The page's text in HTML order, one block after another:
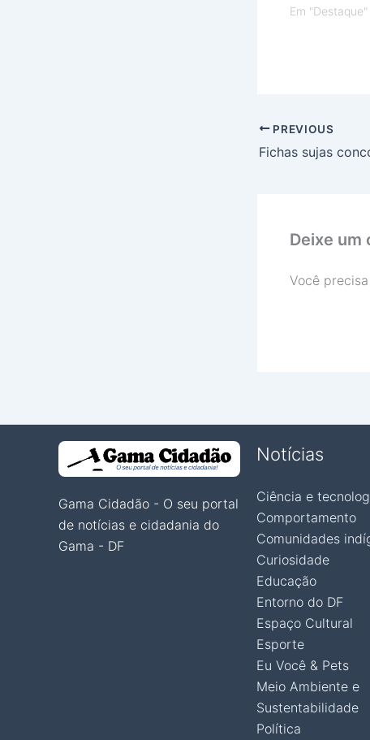
Em "Destaque"
PREVIOUS
Deixe um
Você
Gama Cidadão - O seu portal
de notícias e cidadania do
Gama - DF
Notícias
Ciência e
Comportamento
Comunidades
Curiosidade
Educação
Entorno do DF
Espaço Cultural
Esporte
Eu Você & Pets
Meio Ambiente e
Sustentabilidade
Política